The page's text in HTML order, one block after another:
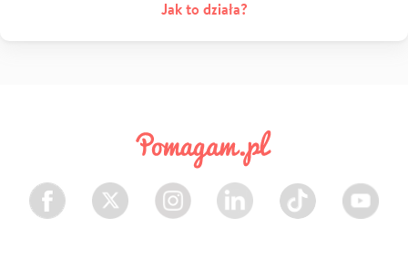
Jak to działa?
Facebook Twitter Instagram LinkedIn TikTok Youtube